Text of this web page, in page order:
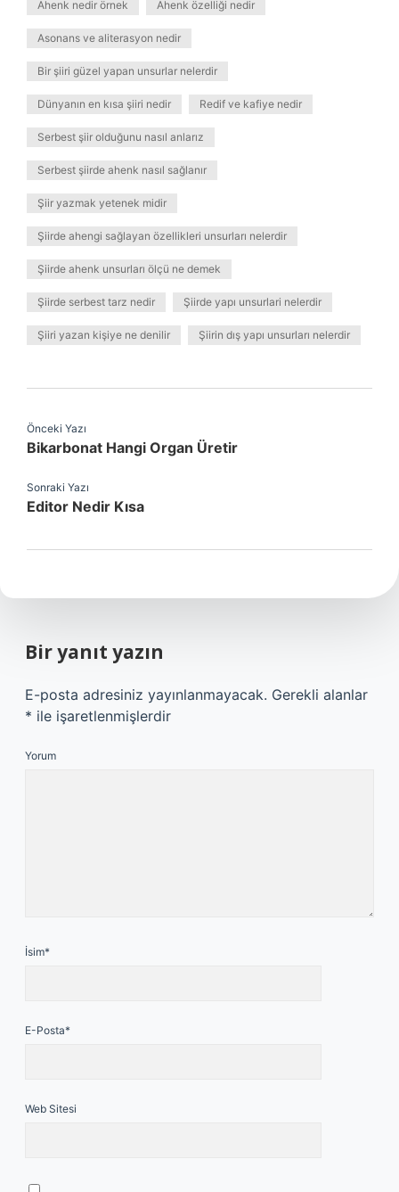
Ahenk nedir örnek Ahenk özelliği nedir
Asonans ve aliterasyon nedir
Bir şiiri güzel yapan unsurlar nelerdir
Dünyanın en kısa şiiri nedir Redif ve kafiye nedir
Serbest şiir olduğunu nasıl anlarız
Serbest şiirde ahenk nasıl sağlanır
Şiir yazmak yetenek midir
Şiirde ahengi sağlayan özellikleri unsurları nelerdir
Şiirde ahenk unsurları ölçü ne demek
Şiirde serbest tarz nedir Şiirde yapı unsurlari nelerdir
Şiiri yazan kişiye ne denilir Şiirin dış yapı unsurları nelerdir
Önceki Yazı
Bikarbonat Hangi Organ Üretir
Sonraki Yazı
Editor Nedir Kısa
Bir yanıt yazın
E-posta adresiniz yayınlanmayacak. Gerekli alanlar
* ile işaretlenmişlerdir
Yorum
İsim*
E-Posta*
Web Sitesi